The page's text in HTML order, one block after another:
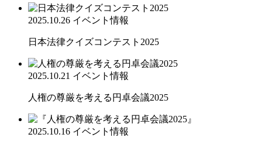
2025.10.26 イベント情報
日本法律クイズコンテスト2025
2025.10.21 イベント情報
人権の尊厳を考える円卓会議2025
2025.10.16 イベント情報